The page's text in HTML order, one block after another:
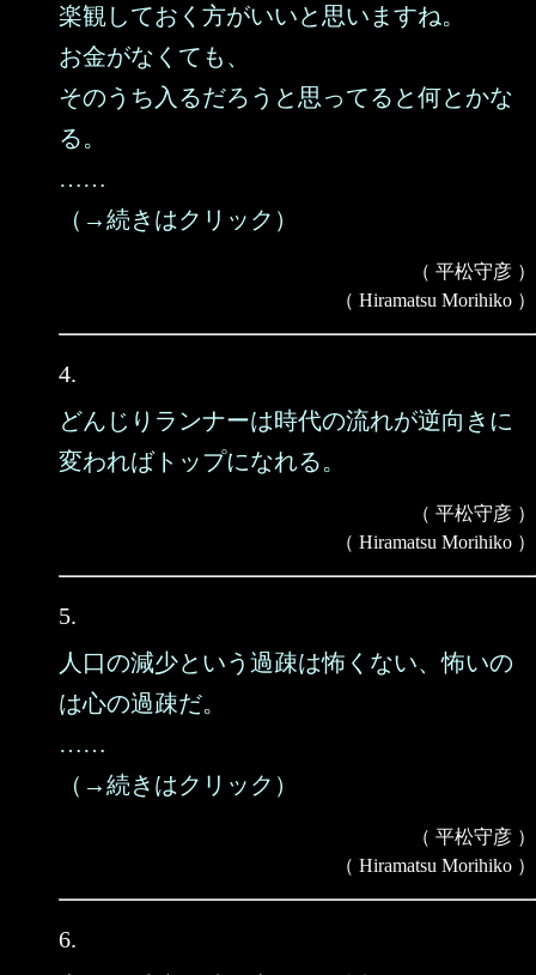
楽観しておく方がいいと思いますね。
お金がなくても、
そのうち入るだろうと思ってると何とかな
る。
……
（→続きはクリック）
（ 平松守彦 ）
（ Hiramatsu Morihiko ）
4.
どんじりランナーは時代の流れが逆向きに
変わればトップになれる。
（ 平松守彦 ）
（ Hiramatsu Morihiko ）
5.
人口の減少という過疎は怖くない、怖いの
は心の過疎だ。
……
（→続きはクリック）
（ 平松守彦 ）
（ Hiramatsu Morihiko ）
6.